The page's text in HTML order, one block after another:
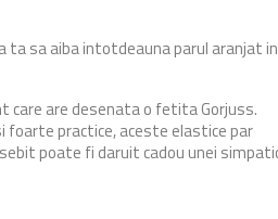
ta sa aiba intotdeauna parul aranjat in
care are desenata o fetita Gorjuss.
foarte practice, aceste elastice par
poate fi daruit cadou unei